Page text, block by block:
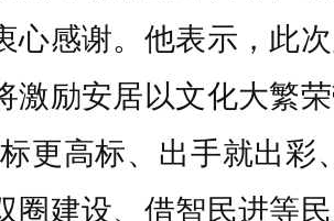
心感谢。他表示，此
激励安居以文化大繁
更高标、出手就出彩
圈建设、借智民进等